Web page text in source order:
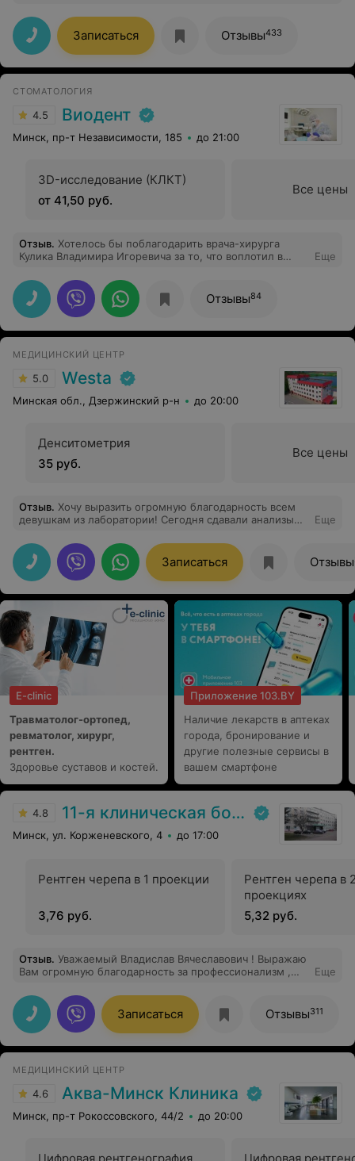
ФГДС, описала причины возникновения ситуации и
дала рекомендации по исправлению положения. Все
четко и по делу. Отличный специалист!
Записаться Отзывы433
СТОМАТОЛОГИЯ
4.5 Виодент
Минск, пр-т Независимости, 185 до 21:00
3D-исследование (КЛКТ)
от 41,50 руб.
Все цены
Отзыв. Хотелось бы поблагодарить врача-хирурга
Кулика Владимира Игоревича за то, что воплотил в
внимательно выслушал мои пожелания, составил
индивидуальный план лечения, очень вежлив и
внимателен. Удалил ненужные зубы почти
безболезненно! Очень уверенно и на высоком уровне
провел имплантацию двух челюстей.
Еще
Отзывы84
МЕДИЦИНСКИЙ ЦЕНТР
5.0 Westa
Минская обл., Дзержинский р-н до 20:00
Денситометрия
35 руб.
Все цены
Отзыв. Хочу выразить огромную благодарность всем
девушкам из лаборатории! Сегодня сдавали анализы
пробирок
Еще
Записаться Отзывы
E-clinic
Травматолог-ортопед,
ревматолог, хирург,
рентген.
Здоровье суставов и костей.
Приложение 103.BY
Наличие лекарств в аптеках
города, бронирование и
другие полезные сервисы в
вашем смартфоне
4.8 11-я клиническая больница
Минск, ул. Корженевского, 4 до 17:00
Рентген черепа в 1 проекции
3,76 руб.
Рентген черепа в
проекциях
5,32 руб.
Отзыв. Уважаемый Владислав Вячеславович ! Выражаю
Вам огромную благодарность за профессионализм ,
качественное лечение . Хочется выразить
признательность за терпение и чуткость . Вы-доктор ,
который выслушает и даст ответы на все вопросы
понятно и доходчиво . Отмечу, что даже самые
неприятные процедуры проходили максимально
вашей непростой работе!
Еще
Записаться Отзывы311
МЕДИЦИНСКИЙ ЦЕНТР
4.6 Аква-Минск Клиника
Минск, пр-т Рокоссовского, 44/2 до 20:00